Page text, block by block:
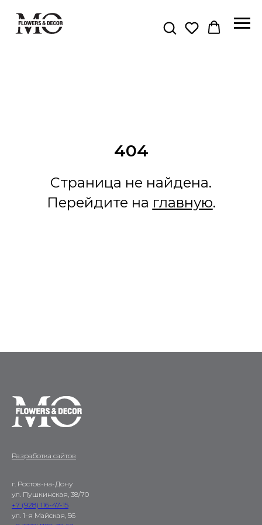
404
Страница не найдена.
Перейдите на главную.
Разработка сайтов
г. Ростов-на-Дону
ул. Пушкинская, 38/70
+7 (928) 116-47-15
ул. 1-я Майская, 56